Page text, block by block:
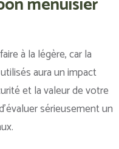
à la légère, car la
aura un impact
et la valeur de votre
sérieusement un